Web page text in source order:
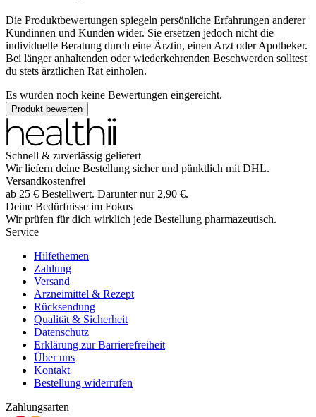
Die Produktbewertungen spiegeln persönliche Erfahrungen anderer
Kundinnen und Kunden wider. Sie ersetzen jedoch nicht die
individuelle Beratung durch eine Ärztin, einen Arzt oder Apotheker.
Bei länger anhaltenden oder wiederkehrenden Beschwerden solltest
du stets ärztlichen Rat einholen.
Es wurden noch keine Bewertungen eingereicht.
Produkt bewerten
Schnell & zuverlässig geliefert
Wir liefern deine Bestellung sicher und pünktlich mit DHL.
Versandkostenfrei
ab 25 € Bestellwert. Darunter nur 2,90 €.
Deine Bedürfnisse im Fokus
Wir prüfen für dich wirklich jede Bestellung pharmazeutisch.
Service
Hilfethemen
Zahlung
Versand
Arzneimittel & Rezept
Rücksendung
Qualität & Sicherheit
Datenschutz
Erklärung zur Barrierefreiheit
Über uns
Kontakt
Bestellung widerrufen
Zahlungsarten